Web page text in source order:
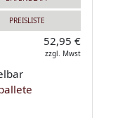
PREISLISTE
52,95 €
zzgl. Mwst